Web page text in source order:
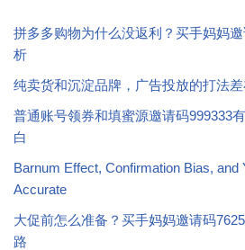
拼多多购物为什么没返利？买手妈妈
析
纯卖货和沉淀品牌，广告投放的打法
普通账号领券和填蜜源邀请码999333
白
Barnum Effect, Confirmation Bias, and
Accurate
大促前怎么准备？买手妈妈邀请码
路